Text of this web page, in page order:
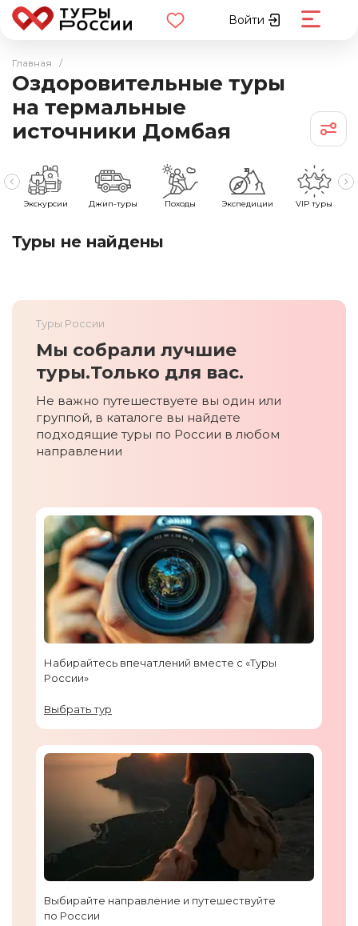
Войти
Главная /
Оздоровительные туры
на термальные
источники Домбая
Экскурсии Джип-туры Походы Экспедиции VIP туры
Туры не найдены
Туры России
Мы собрали лучшие
туры.Только для вас.
Не важно путешествуете вы один или
группой, в каталоге вы найдете
подходящие туры по России в любом
направлении
Набирайтесь впечатлений вместе с «Туры
России»
Выбрать тур
Выбирайте направление и путешествуйте
по России